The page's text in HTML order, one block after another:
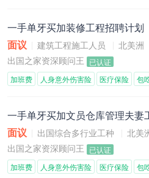
一手单牙买加装修工程招聘计划
面议
建筑工程施工人员
北美洲
出国之家资深顾问王 已认证
加班费 人身意外伤害险 医疗保险 包
一手单牙买加文员仓库管理夫妻
面议
出国综合多行业工种
北美
出国之家资深顾问王 已认证
加班费 人身意外伤害险 医疗保险 包